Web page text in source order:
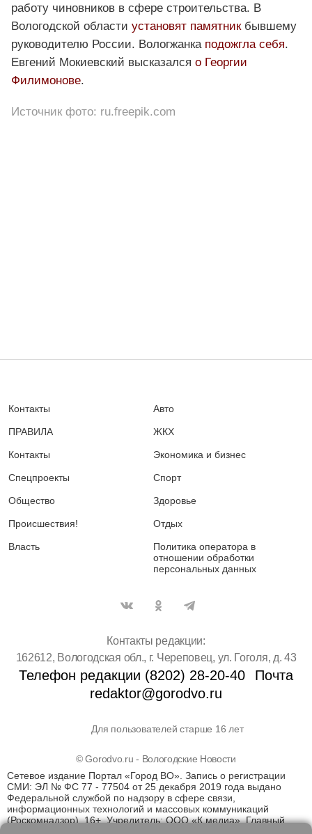
работу чиновников в сфере строительства. В
Вологодской области установят памятникбывшему
руководителю России. Вологжанка подожгла себя.
Евгений Мокиевский высказался о Георгии
Филимонове.
Источник фото: ru.freepik.com
Контакты
ПРАВИЛА
Контакты
Спецпроекты
Общество
Происшествия!
Власть
Авто
ЖКХ
Экономика и бизнес
Спорт
Здоровье
Отдых
Политика оператора в
отношении обработки
персональных данных
Контакты редакции:
162612, Вологодская обл., г. Череповец, ул. Гоголя, д. 43
Телефон редакции (8202) 28-20-40
Почта
redaktor@gorodvo.ru
Для пользователей старше 16 лет
© Gorodvo.ru - Вологодские Новости
Сетевое издание Портал «Город ВО». Запись о регистрации
СМИ: ЭЛ № ФС 77 - 77504 от 25 декабря 2019 года выдано
Федеральной службой по надзору в сфере связи,
информационных технологий и массовых коммуникаций
(Роскомнадзор). 16+. Учредитель: ООО «К медиа». Главный